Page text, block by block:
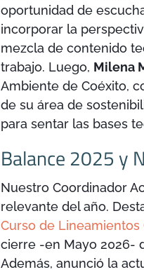
oportunidad de
incorporar la
mezcla de contenido
trabajo. Luego, Milena
Ambiente de Coéxito,
de su área de
para sentar las bases
Balance 2025 y
Nuestro Coordinador
relevante del año.
Curso de Lineamientos
cierre -en Mayo 2026-
Además, anunció la